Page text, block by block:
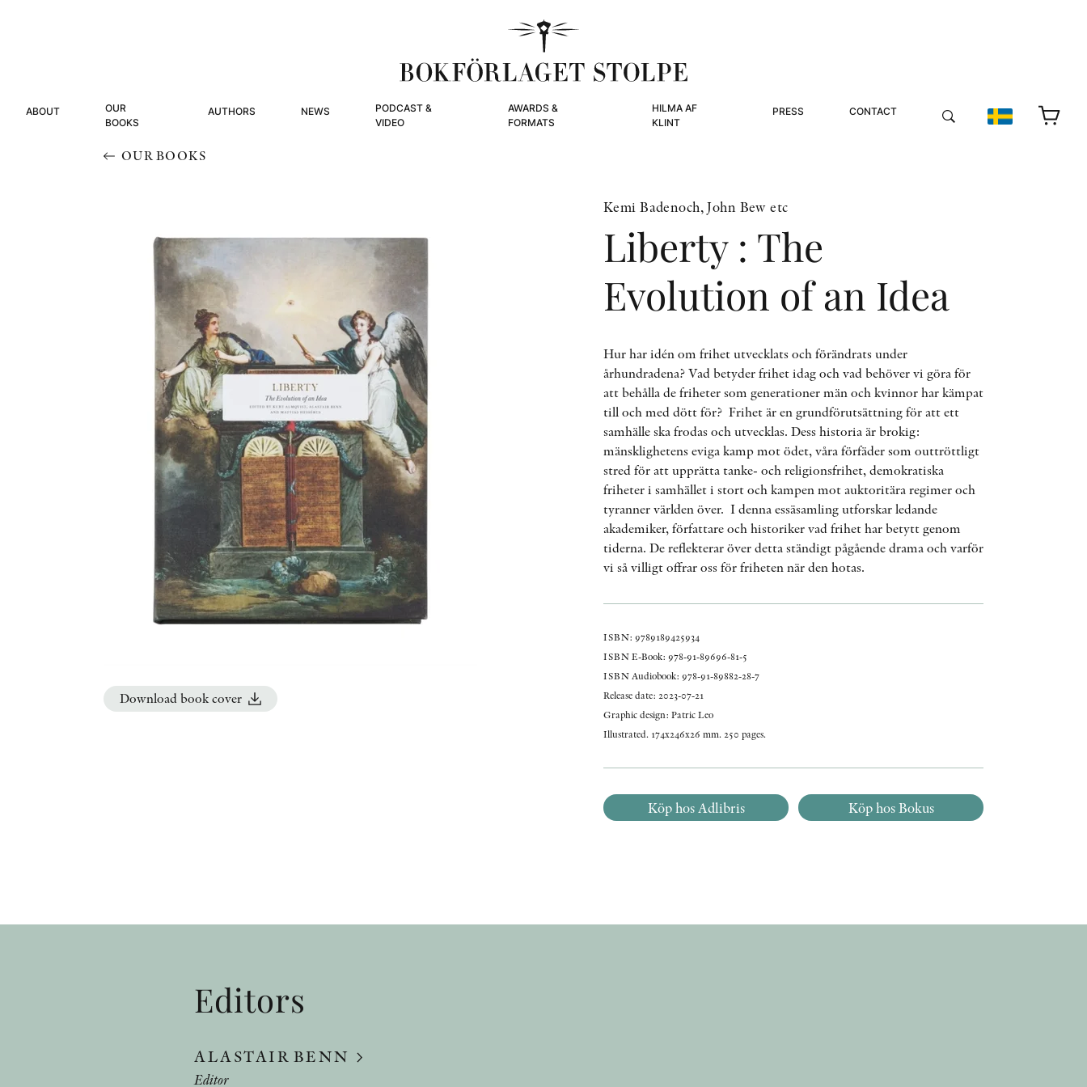
ABOUT
OUR
BOOKS
AUTHORS NEWS
PODCAST &
VIDEO
AWARDS &
FORMATS
HILMA AF
KLINT
PRESS CONTACT
OUR BOOKS
Download book cover
Kemi Badenoch, John Bew etc
Liberty : The
Evolution of an Idea
Hur har idén om frihet utvecklats och förändrats under
århundradena? Vad betyder frihet idag och vad behöver vi göra för
att behålla de friheter som generationer män och kvinnor har kämpat
till och med dött för? Frihet är en grundförutsättning för att ett
samhälle ska frodas och utvecklas. Dess historia är brokig:
mänsklighetens eviga kamp mot ödet, våra förfäder som outtröttligt
stred för att upprätta tanke- och religionsfrihet, demokratiska
friheter i samhället i stort och kampen mot auktoritära regimer och
tyranner världen över. I denna essäsamling utforskar ledande
akademiker, författare och historiker vad frihet har betytt genom
tiderna. De reflekterar över detta ständigt pågående drama och varför
vi så villigt offrar oss för friheten när den hotas.
ISBN: 9789189425934
ISBN E-Book: 978-91-89696-81-5
ISBN Audiobook: 978-91-89882-28-7
Release date: 2023-07-21
Graphic design: Patric Leo
Illustrated. 174x246x26 mm. 250 pages.
Köp hos Adlibris Köp hos Bokus
Editors
ALASTAIR BENN
Editor